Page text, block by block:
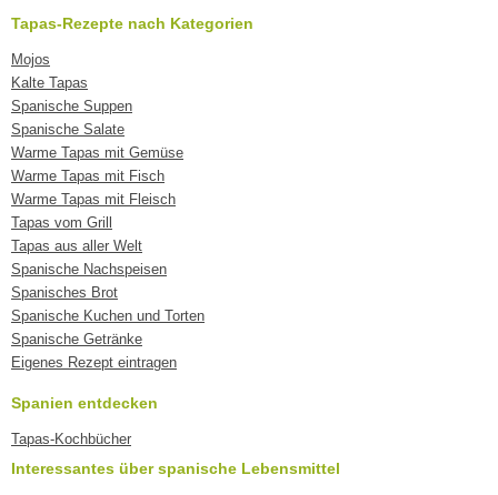
Tapas-Rezepte nach Kategorien
Mojos
Kalte Tapas
Spanische Suppen
Spanische Salate
Warme Tapas mit Gemüse
Warme Tapas mit Fisch
Warme Tapas mit Fleisch
Tapas vom Grill
Tapas aus aller Welt
Spanische Nachspeisen
Spanisches Brot
Spanische Kuchen und Torten
Spanische Getränke
Eigenes Rezept eintragen
Spanien entdecken
Tapas-Kochbücher
Interessantes über spanische Lebensmittel